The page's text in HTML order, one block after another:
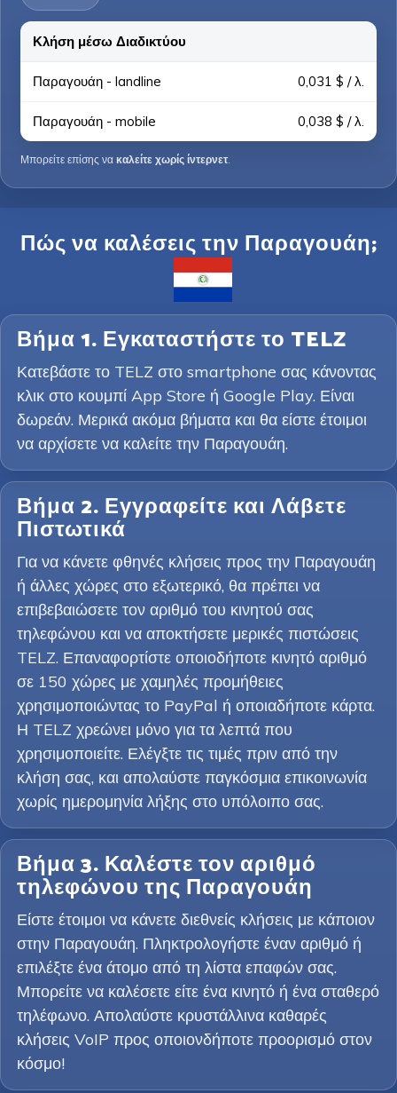
Κλήση μέσω Διαδικτύου
Παραγουάη - landline 0,031 $ / λ.
Παραγουάη - mobile 0,038 $ / λ.
Μπορείτε επίσης να καλείτε χωρίς ίντερνετ.
Πώς να καλέσεις την Παραγουάη;
Βήμα 1. Εγκαταστήστε το TELZ
Κατεβάστε το TELZ στο smartphone σας κάνοντας
κλικ στο κουμπί App Store ή Google Play. Είναι
δωρεάν. Μερικά ακόμα βήματα και θα είστε έτοιμοι
να αρχίσετε να καλείτε την Παραγουάη.
Βήμα 2. Εγγραφείτε και Λάβετε
Πιστωτικά
Για να κάνετε φθηνές κλήσεις προς την Παραγουάη
ή άλλες χώρες στο εξωτερικό, θα πρέπει να
επιβεβαιώσετε τον αριθμό του κινητού σας
τηλεφώνου και να αποκτήσετε μερικές πιστώσεις
TELZ. Επαναφορτίστε οποιοδήποτε κινητό αριθμό
σε 150 χώρες με χαμηλές προμήθειες
χρησιμοποιώντας το PayPal ή οποιαδήποτε κάρτα.
Η TELZ χρεώνει μόνο για τα λεπτά που
χρησιμοποιείτε. Ελέγξτε τις τιμές πριν από την
κλήση σας, και απολαύστε παγκόσμια επικοινωνία
χωρίς ημερομηνία λήξης στο υπόλοιπο σας.
Βήμα 3. Καλέστε τον αριθμό
τηλεφώνου της Παραγουάη
Είστε έτοιμοι να κάνετε διεθνείς κλήσεις με κάποιον
στην Παραγουάη. Πληκτρολογήστε έναν αριθμό ή
επιλέξτε ένα άτομο από τη λίστα επαφών σας.
Μπορείτε να καλέσετε είτε ένα κινητό ή ένα σταθερό
τηλέφωνο. Απολαύστε κρυστάλλινα καθαρές
κλήσεις VoIP προς οποιονδήποτε προορισμό στον
κόσμο!